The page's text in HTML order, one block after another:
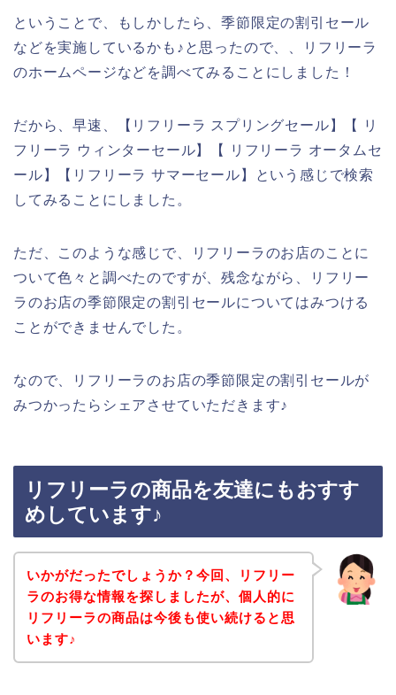
ということで、もしかしたら、季節限定の割引セール
などを実施しているかも♪と思ったので、、リフリーラ
のホームページなどを調べてみることにしました！
だから、早速、【リフリーラ スプリングセール】【 リ
フリーラ ウィンターセール】【 リフリーラ オータムセ
ール】【リフリーラ サマーセール】という感じで検索
してみることにしました。
ただ、このような感じで、リフリーラのお店のことに
ついて色々と調べたのですが、残念ながら、リフリー
ラのお店の季節限定の割引セールについてはみつける
ことができませんでした。
なので、リフリーラのお店の季節限定の割引セールが
みつかったらシェアさせていただきます♪
リフリーラの商品を友達にもおすす
めしています♪
いかがだったでしょうか？今回、リフリー
ラのお得な情報を探しましたが、個人的に
リフリーラの商品は今後も使い続けると思
います♪